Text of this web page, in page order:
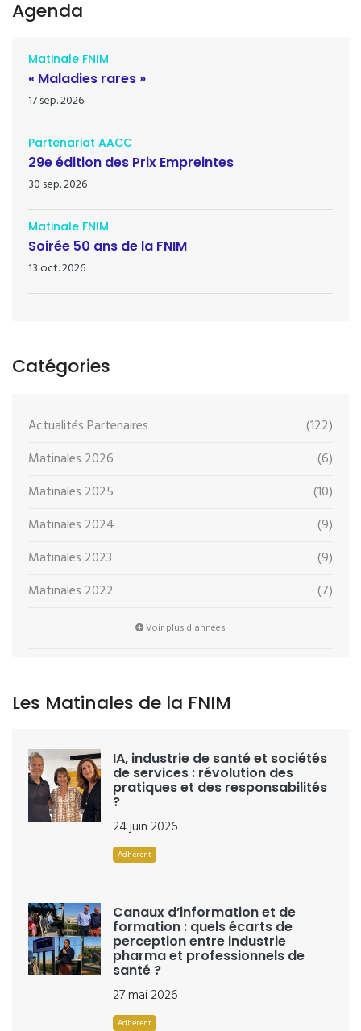
Agenda
Matinale FNIM
« Maladies rares »
17 sep. 2026
Partenariat AACC
29e édition des Prix Empreintes
30 sep. 2026
Matinale FNIM
Soirée 50 ans de la FNIM
13 oct. 2026
Catégories
Actualités Partenaires
(122)
Matinales 2026
(6)
Matinales 2025
(10)
Matinales 2024
(9)
Matinales 2023
(9)
Matinales 2022
(7)
Voir plus d'années
Les Matinales de la FNIM
IA, industrie de santé et sociétés
de services : révolution des
pratiques et des responsabilités
?
24 juin 2026
Adhérent
Canaux d’information et de
formation : quels écarts de
perception entre industrie
pharma et professionnels de
santé ?
27 mai 2026
Adhérent